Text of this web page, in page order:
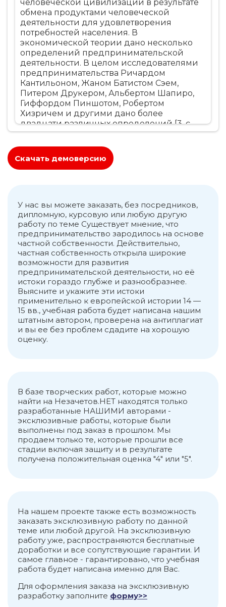
человеческой цивилизации в результате
обмена продуктами человеческой
деятельности для удовлетворения
потребностей населения. В
экономической теории дано несколько
определений предпринимательской
деятельности. В целом исследователями
предпринимательства Ричардом
Кантильоном, Жаном Батистом Сэем,
Питером Друкером, Альбертом Шапиро,
Гиффордом Пиншотом, Робертом
Хизричем и другими дано более
двадцати различных определений [3, с.
62]. Ретроспективный и исторический
определений в разные эпохи
цивилизации позволяет проследить
Скачать демоверсию
У нас вы можете заказать, без посредников,
дипломную, курсовую или любую другую
работу по теме Существует мнение, что
предпринимательство зародилось на основе
частной собственности. Действительно,
частная собственность открыла широкие
возможности для развития
предпринимательской деятельности, но её
истоки гораздо глубже и разнообразнее.
Выясните и укажите эти истоки
применительно к европейской истории 14 —
15 вв., учебная работа будет написана нашим
штатным автором, проверена на антиплагиат
и вы ее без проблем сдадите на хорошую
оценку.
В базе творческих работ, которые можно
найти на Незачетов.НЕТ находятся только
разработанные НАШИМИ авторами -
эксклюзивные работы, которые были
выполнены под заказ в прошлом. Мы
продаем только те, которые прошли все
стадии включая защиту и в результате
получена положительная оценка "4" или "5".
На нашем проекте также есть возможность
заказать эксклюзивную работу по данной
теме или любой другой. На эксклюзивную
работу уже, распространяются бесплатные
доработки и все сопутствующие гарантии. И
самое главное - гарантировано, что учебная
работа будет написана именно для Вас.
Для оформления заказа на эксклюзивную
разработку заполните форму>>